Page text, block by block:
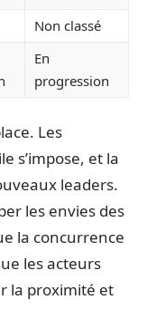
Non classé
En
progression
Les
s’impose, et la
leaders.
les envies des
la concurrence
les acteurs
la proximité et